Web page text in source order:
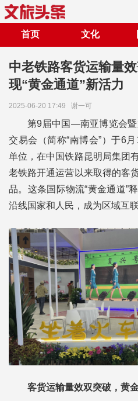
首页 文化
中老铁路客货运输量
现“黄金通道”新活力
2025-06-20 17:49 谢一可
第9届中国—南亚博览会
交易会（简称“南博会”）于6
单位，在中国铁路昆明局集团
老铁路开通运营以来取得的客
品。这条国际物流“黄金通道”
沿线国家和人民，成为区域互
客货运输量效双突破，黄